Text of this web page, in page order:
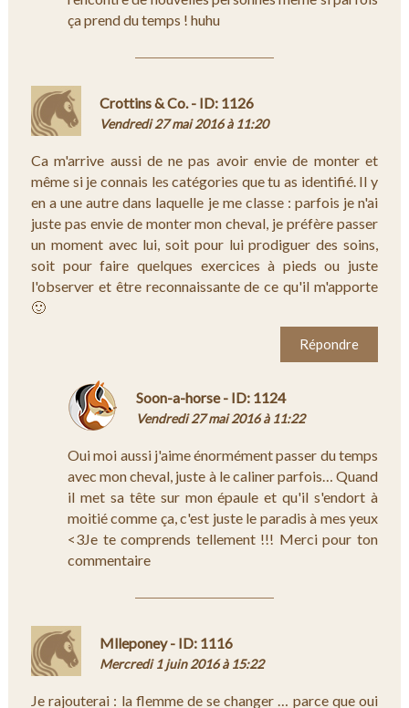
ça prend du temps ! huhu
Crottins & Co. - ID: 1126
Vendredi 27 mai 2016 à 11:20
Ca m'arrive aussi de ne pas avoir envie de monter et
même si je connais les catégories que tu as identifié. Il y
en a une autre dans laquelle je me classe : parfois je n'ai
juste pas envie de monter mon cheval, je préfère passer
un moment avec lui, soit pour lui prodiguer des soins,
soit pour faire quelques exercices à pieds ou juste
l'observer et être reconnaissante de ce qu'il m'apporte
🙂
Répondre
Soon-a-horse - ID: 1124
Vendredi 27 mai 2016 à 11:22
Oui moi aussi j'aime énormément passer du temps
avec mon cheval, juste à le caliner parfois… Quand
il met sa tête sur mon épaule et qu'il s'endort à
moitié comme ça, c'est juste le paradis à mes yeux
<3Je te comprends tellement !!! Merci pour ton
commentaire
Mlleponey - ID: 1116
Mercredi 1 juin 2016 à 15:22
Je rajouterai : la flemme de se changer … parce que oui